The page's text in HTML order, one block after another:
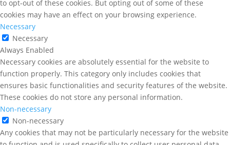
to opt-out of these cookies. But opting out of some of these
cookies may have an effect on your browsing experience.
Necessary
Necessary
Always Enabled
Necessary cookies are absolutely essential for the website to
function properly. This category only includes cookies that
ensures basic functionalities and security features of the website.
These cookies do not store any personal information.
Non-necessary
Non-necessary
Any cookies that may not be particularly necessary for the website